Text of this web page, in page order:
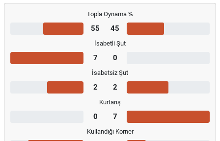
Topla Oynama %
55 45
İsabetli Şut
7 0
İsabetsiz Şut
2 2
Kurtarış
0 7
Kullandığı Korner